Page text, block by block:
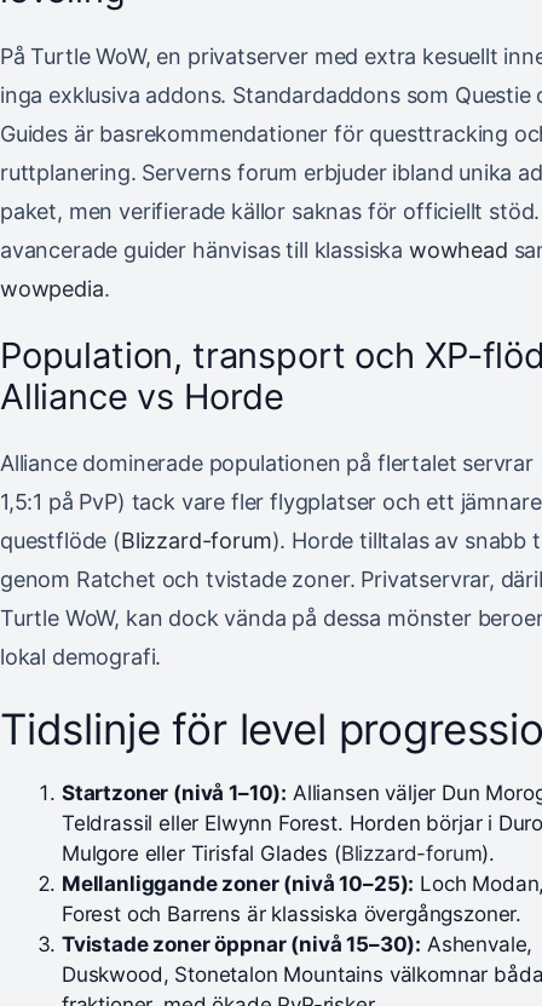
På Turtle WoW, en privatserver med extra kesuellt
inga exklusiva addons. Standardaddons som Questie
Guides är basrekommendationer för questtracking
ruttplanering. Serverns forum erbjuder ibland unika
paket, men verifierade källor saknas för officiellt
avancerade guider hänvisas till klassiska wowhead
wowpedia.
Population, transport och XP-
Alliance vs Horde
Alliance dominerade populationen på flertalet servrar
1,5:1 på PvP) tack vare fler flygplatser och ett jämnare
questflöde (Blizzard-forum). Horde tilltalas av snabb
genom Ratchet och tvistade zoner. Privatservrar,
Turtle WoW, kan dock vända på dessa mönster
lokal demografi.
Tidslinje för level
Startzoner (nivå 1–10): Alliansen väljer Dun
Teldrassil eller Elwynn Forest. Horden börjar i
Mulgore eller Tirisfal Glades (Blizzard-forum).
Mellanliggande zoner (nivå 10–25): Loch
Forest och Barrens är klassiska övergångszoner.
Tvistade zoner öppnar (nivå 15–30): Ashenvale,
Duskwood, Stonetalon Mountains välkomnar